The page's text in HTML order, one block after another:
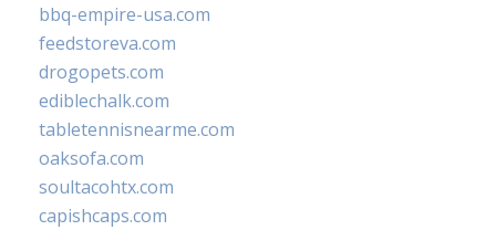
bbq-empire-usa.com
feedstoreva.com
drogopets.com
ediblechalk.com
tabletennisnearme.com
oaksofa.com
soultacohtx.com
capishcaps.com